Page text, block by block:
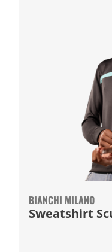
BIANCHI MILANO
Sweatshirt